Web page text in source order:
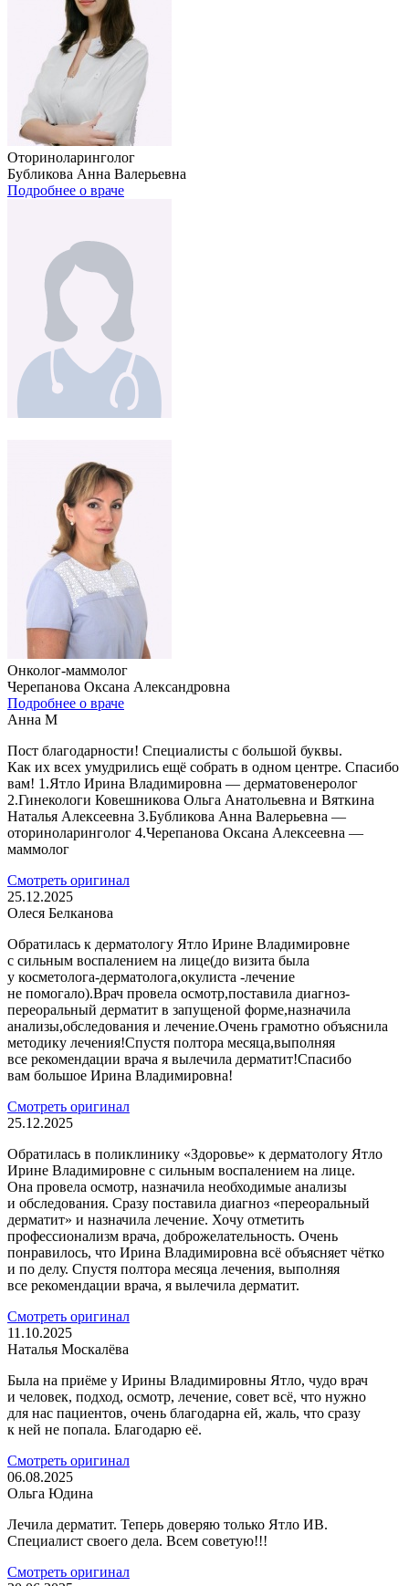
Оториноларинголог
Бубликова Анна Валерьевна
Подробнее о враче
Онколог-маммолог
Черепанова Оксана Александровна
Подробнее о враче
Анна М
Пост благодарности! Специалисты с большой буквы.
Как их всех умудрились ещё собрать в одном центре. Спасибо
вам! 1.Ятло Ирина Владимировна — дерматовенеролог
2.Гинекологи Ковешникова Ольга Анатольевна и Вяткина
Наталья Алексеевна 3.Бубликова Анна Валерьевна —
оториноларинголог 4.Черепанова Оксана Алексеевна —
маммолог
Смотреть оригинал
25.12.2025
Олеся Белканова
Обратилась к дерматологу Ятло Ирине Владимировне
с сильным воспалением на лице(до визита была
у косметолога-дерматолога,окулиста -лечение
не помогало).Врач провела осмотр,поставила диагноз-
переоральный дерматит в запущеной форме,назначила
анализы,обследования и лечение.Очень грамотно объяснила
методику лечения!Спустя полтора месяца,выполняя
все рекомендации врача я вылечила дерматит!Спасибо
вам большое Ирина Владимировна!
Смотреть оригинал
25.12.2025
Обратилась в поликлинику «Здоровье» к дерматологу Ятло
Ирине Владимировне с сильным воспалением на лице.
Она провела осмотр, назначила необходимые анализы
и обследования. Сразу поставила диагноз «переоральный
дерматит» и назначила лечение. Хочу отметить
профессионализм врача, доброжелательность. Очень
понравилось, что Ирина Владимировна всё объясняет чётко
и по делу. Спустя полтора месяца лечения, выполняя
все рекомендации врача, я вылечила дерматит.
Смотреть оригинал
11.10.2025
Наталья Москалëва
Была на приёме у Ирины Владимировны Ятло, чудо врач
и человек, подход, осмотр, лечение, совет всё, что нужно
для нас пациентов, очень благодарна ей, жаль, что сразу
к ней не попала. Благодарю её.
Смотреть оригинал
06.08.2025
Ольга Юдина
Лечила дерматит. Теперь доверяю только Ятло ИВ.
Специалист своего дела. Всем советую!!!
Смотреть оригинал